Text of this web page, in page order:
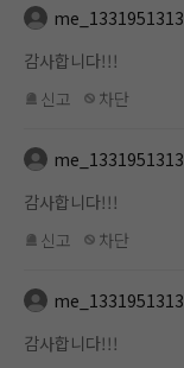
me_1331951313
감사합니다!!!
신고
차단
me_1331951313
감사합니다!!!
신고
차단
me_1331951313
감사합니다!!!